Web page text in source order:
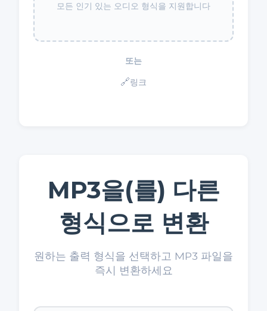
모든 인기 있는 오디오 형식을 지원합니다
또는
🔗링크
MP3을(를) 다른
형식으로 변환
원하는 출력 형식을 선택하고 MP3 파일을
즉시 변환하세요